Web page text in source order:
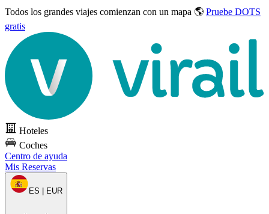
Todos los grandes viajes comienzan con un mapa 🌎 Pruebe DOTS
gratis
Hoteles
Coches
Centro de ayuda
Mis Reservas
ES | EUR